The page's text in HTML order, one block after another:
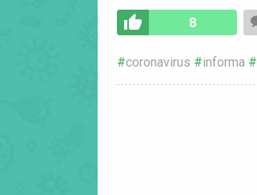
8
coronavirus informa